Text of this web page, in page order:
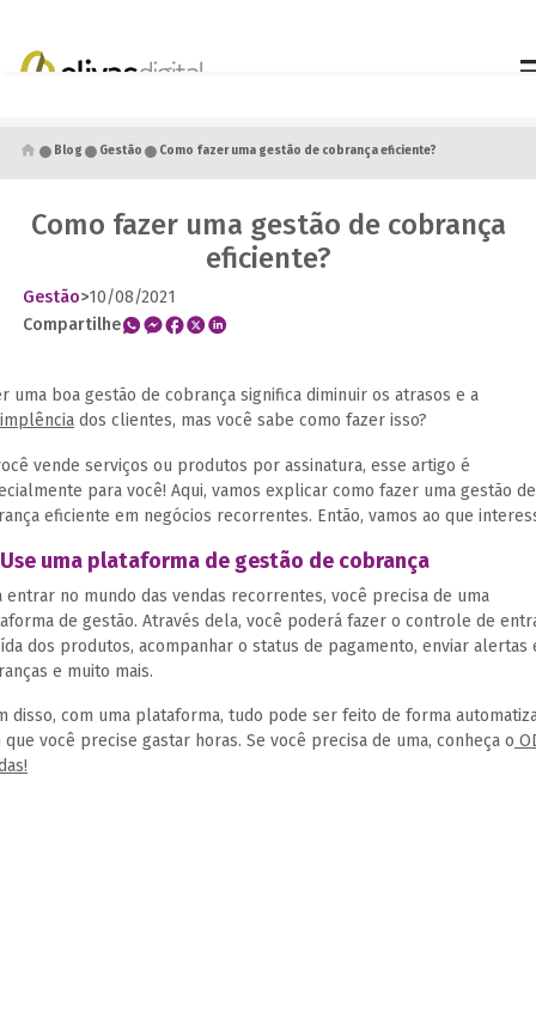
● Blog ● Gestão ● Como fazer uma gestão de cobrança eficiente?
Como fazer uma gestão de cobrança
eficiente?
Gestão>10/08/2021
Compartilhe
uma boa gestão de cobrança significa diminuir os atrasos e a
dos clientes, mas você sabe como fazer isso?
vende serviços ou produtos por assinatura, esse artigo é
para você! Aqui, vamos explicar como fazer uma gestão de
eficiente em negócios recorrentes. Então, vamos ao que
Use uma plataforma de gestão de cobrança
entrar no mundo das vendas recorrentes, você precisa de uma
de gestão. Através dela, você poderá fazer o controle de
dos produtos, acompanhar o status de pagamento, enviar alertas
e muito mais.
disso, com uma plataforma, tudo pode ser feito de forma
que você precise gastar horas. Se você precisa de uma, conheça o